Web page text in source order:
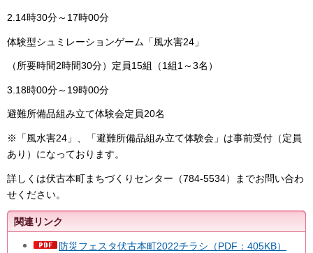
2.14時30分～17時00分
体験型シュミレーションゲーム「風水害24」
（所要時間2時間30分）定員15組（1組1～3名）
3.18時00分～19時00分
避難所備品組み立て体験会定員20名
※「風水害24」、「避難所備品組み立て体験会」は事前受付（定員
あり）になっております。
詳しくは伏古本町まちづくりセンター（784-5534）までお問い合わ
せください。
関連リンク
防災フェスタ伏古本町2022チラシ（PDF：405KB）